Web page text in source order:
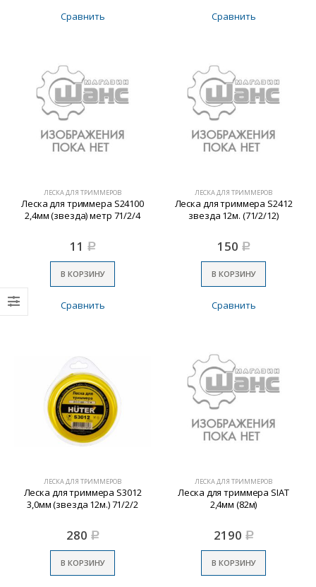
Сравнить Сравнить
ЛЕСКА ДЛЯ ТРИММЕРОВ
Леска для триммера S24100
2,4мм (звезда) метр 71/2/4
11 Р
В КОРЗИНУ
Сравнить
ЛЕСКА ДЛЯ ТРИММЕРОВ
Леска для триммера S2412
звезда 12м. (71/2/12)
150 Р
В КОРЗИНУ
Сравнить
ЛЕСКА ДЛЯ ТРИММЕРОВ
Леска для триммера S3012
3,0мм (звезда 12м.) 71/2/2
280 Р
В КОРЗИНУ
ЛЕСКА ДЛЯ ТРИММЕРОВ
Леска для триммера SIAT
2,4мм (82м)
2190 Р
В КОРЗИНУ